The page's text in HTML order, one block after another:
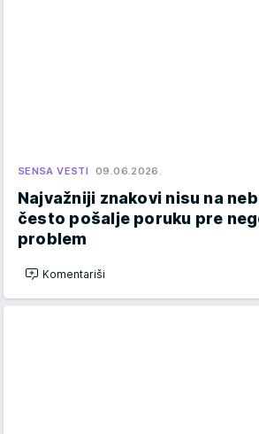
SENSA VESTI 09.06.2026.
Najvažniji znakovi nisu na
često pošalje poruku pre
problem
Komentariši